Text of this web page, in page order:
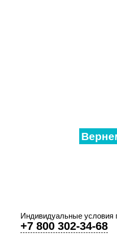
Индивидуальные условия
+7 800 302-34-68